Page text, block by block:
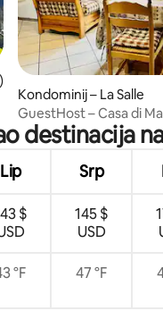
ocjena: 5/5,
Kondominij – La Salle
GuestHost – Casa di
planinski stan
destinacija
Lip Srp
$
145 $
USD
°F 47 °F